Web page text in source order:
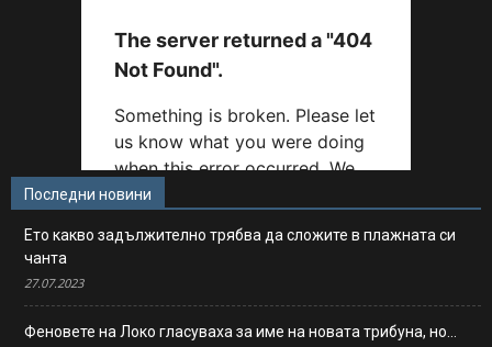
Последни новини
Ето какво задължително трябва да сложите в плажната си
чанта
27.07.2023
Феновете на Локо гласуваха за име на новата трибуна, но…